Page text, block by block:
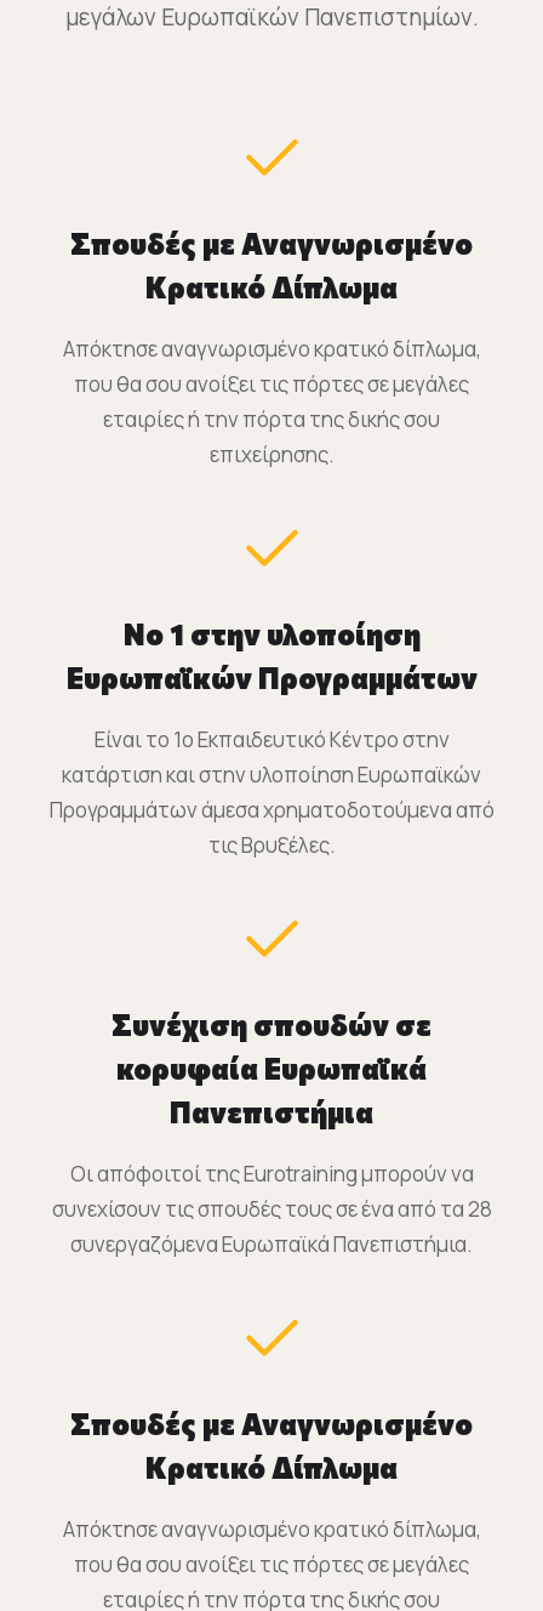
μεγάλων Ευρωπαϊκών Πανεπιστημίων.
Σπουδές με Αναγνωρισμένο
Κρατικό Δίπλωμα
Απόκτησε αναγνωρισμένο κρατικό δίπλωμα,
που θα σου ανοίξει τις πόρτες σε μεγάλες
εταιρίες ή την πόρτα της δικής σου
επιχείρησης.
Νο 1 στην υλοποίηση
Ευρωπαϊκών Προγραμμάτων
Είναι το 1o Εκπαιδευτικό Κέντρο στην
κατάρτιση και στην υλοποίηση Ευρωπαϊκών
Προγραμμάτων άμεσα χρηματοδοτούμενα από
τις Βρυξέλες.
Συνέχιση σπουδών σε
κορυφαία Ευρωπαϊκά
Πανεπιστήμια
Οι απόφοιτοί της Eurotraining μπορούν να
συνεχίσουν τις σπουδές τους σε ένα από τα 28
συνεργαζόμενα Ευρωπαϊκά Πανεπιστήμια.
Σπουδές με Αναγνωρισμένο
Κρατικό Δίπλωμα
Απόκτησε αναγνωρισμένο κρατικό δίπλωμα,
που θα σου ανοίξει τις πόρτες σε μεγάλες
εταιρίες ή την πόρτα της δικής σου